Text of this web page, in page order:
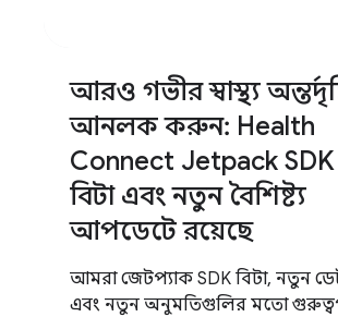
আরও গভীর স্বাস্থ্য
আনলক করুন: Health
Connect Jetpack
বিটা এবং নতুন বৈশিষ্ট্য
আপডেটে রয়েছে
আমরা জেটপ্যাক SDK বিটা, নতুন
এবং নতুন অনুমতিগুলির মতো গুরুত্বপূর্ণ